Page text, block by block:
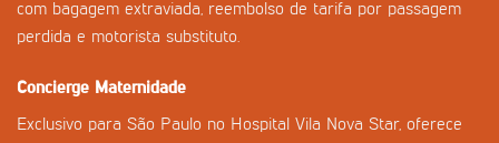
com bagagem extraviada, reembolso de tarifa por passagem
perdida e motorista substituto.
Concierge Maternidade
Exclusivo para São Paulo no Hospital Vila Nova Star, oferece